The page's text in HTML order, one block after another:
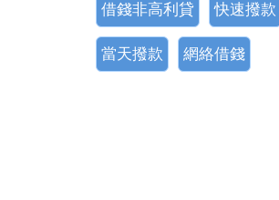
借錢非高利貸 快速撥款
當天撥款 網絡借錢